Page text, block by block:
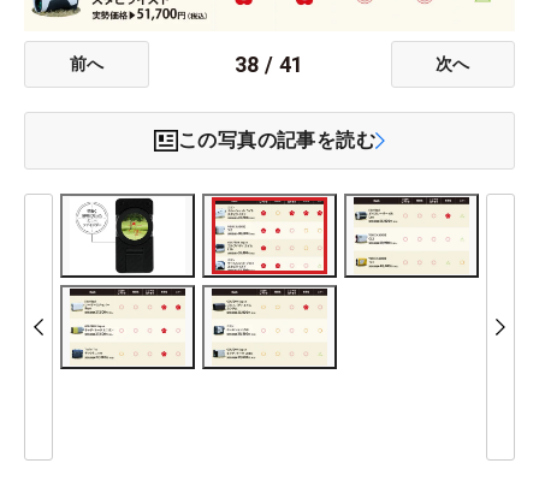
前へ 38 /41 次へ
この写真の記事を読む